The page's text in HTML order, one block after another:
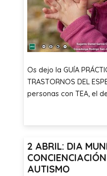
Os dejo la GUÍA
TRASTORNOS DEL
personas con TEA, el
2 ABRIL: DIA
AUTISMO